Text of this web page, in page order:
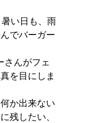
い日も、雨
でバーガー
さんがフェ
を目にしま
か出来ない
残したい、